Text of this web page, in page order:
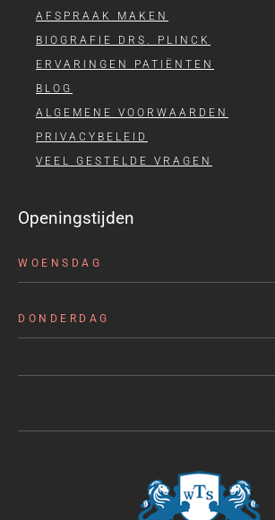
AFSPRAAK MAKEN
BIOGRAFIE DRS. PLINCK
ERVARINGEN PATIËNTEN
BLOG
ALGEMENE VOORWAARDEN
PRIVACYBELEID
VEEL GESTELDE VRAGEN
Openingstijden
WOENSDAG
DONDERDAG